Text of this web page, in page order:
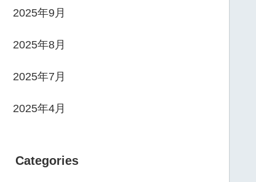
2025年9月
2025年8月
2025年7月
2025年4月
Categories